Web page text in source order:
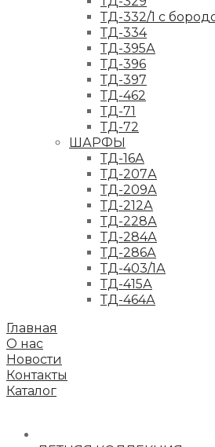
ТД-332/1 с
ТД-334
ТД-395А
ТД-396
ТД-397
ТД-462
ТД-71
ТД-72
ШАРФЫ
ТД-16А
ТД-207А
ТД-209А
ТД-212А
ТД-228А
ТД-284А
ТД-286А
ТД-403/1А
ТД-415А
ТД-464А
Главная
О нас
Новости
Контакты
Каталог